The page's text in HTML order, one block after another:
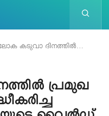
കടുവാ ദിനത്തിൽ…
പ്രമുഖ